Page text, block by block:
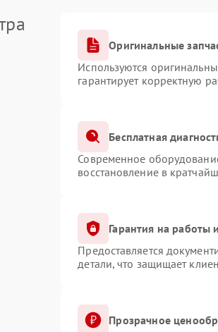
Оригинальные
Используются
гарантирует корректную
Бесплатная
Современное
восстановление в
Гарантия на работы
Предоставляется
детали, что защищает
Прозрачное